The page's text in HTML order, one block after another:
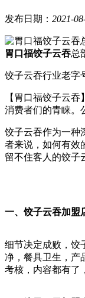
发布日期： 2021-
胃口福饺子云吞总
饺子云吞行业老字
【胃口福饺子云
消费者们的青睐。
饺子云吞作为一种
者来说，如何有效
留不住客人的饺子
一、饺子云吞加盟
细节决定成败，饺
净，餐具卫生，产
考核，内容都有了